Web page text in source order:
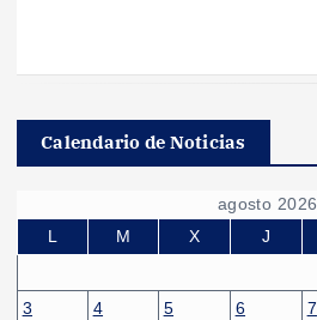
Calendario de Noticias
agosto 2026
L
M X J
3
4 5 6 7